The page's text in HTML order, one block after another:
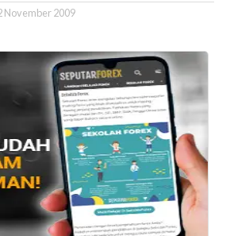
November 2009